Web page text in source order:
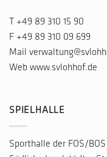
T +49 89 310 15 90
F +49 89 310 09 699
Mail
Web www.svlohhof.de
SPIELHALLE
Sporthalle der FOS/BOS